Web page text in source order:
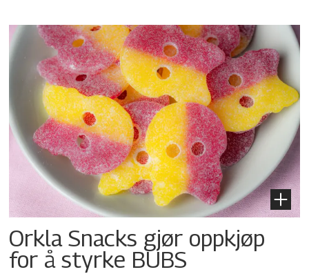
Orkla Snacks gjør oppkjøp
for å styrke BUBS